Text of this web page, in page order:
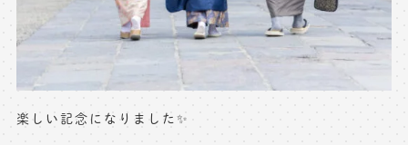
楽しい記念になりました✨